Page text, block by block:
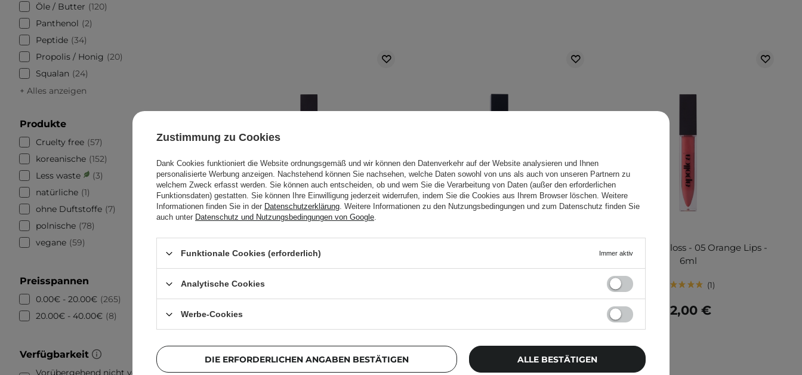
Öle / Butter
120
Panthenol
2
Peptide 34
Propolis / Honig
20
Squalan
24
+ Alles anzeigen
Produkte
Cruelty free 57
koreanische 152
Less waste
3
natürliche 1
ohne Duftstoffe 7
polnische 78
vegane 59
Preisspannen
0.00€ - 20.00€ 265
20.00€ - 40.00€ 8
Verfügbarkeit
Vorübergehend nicht verfügbare
Apollca - Lipgloss - 05 Orange Lips -
6ml
1
12,00 €
Zustimmung zu Cookies
Dank Cookies funktioniert die Website ordnungsgemäß und wir können den Datenverkehr auf der Website analysieren und Ihnen
personalisierte Werbung anzeigen. Nachstehend können Sie nachsehen, welche Daten sowohl von uns als auch von unseren Partnern zu
welchem Zweck erfasst werden. Sie können auch entscheiden, ob und wem Sie die Verarbeitung von Daten (außer den erforderlichen
Funktionsdaten) gestatten. Sie können Ihre Einwilligung jederzeit widerrufen, indem Sie die Cookies aus Ihrem Browser löschen. Weitere
Informationen finden Sie in der Datenschutzerklärung. Weitere Informationen zu den Nutzungsbedingungen und zum Datenschutz finden Sie
auch unter Datenschutz und Nutzungsbedingungen von Google.
Funktionale Cookies (erforderlich) Immer aktiv
Analytische Cookies
Werbe-Cookies
DIE ERFORDERLICHEN ANGABEN BESTÄTIGEN ALLE BESTÄTIGEN